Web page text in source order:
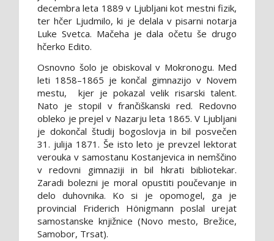
decembra leta 1889 v Ljubljani kot mestni fizik,
ter hčer Ljudmilo, ki je delala v pisarni notarja
Luke Svetca. Mačeha je dala očetu še drugo
hčerko Edito.
Osnovno šolo je obiskoval v Mokronogu. Med
leti 1858–1865 je končal gimnazijo v Novem
mestu, kjer je pokazal velik risarski talent.
Nato je stopil v frančiškanski red. Redovno
obleko je prejel v Nazarju leta 1865. V Ljubljani
je dokončal študij bogoslovja in bil posvečen
31. julija 1871. Še isto leto je prevzel lektorat
verouka v samostanu Kostanjevica in nemščino
v redovni gimnaziji in bil hkrati bibliotekar.
Zaradi bolezni je moral opustiti poučevanje in
delo duhovnika. Ko si je opomogel, ga je
provincial Friderich Hönigmann poslal urejat
samostanske knjižnice (Novo mesto, Brežice,
Samobor, Trsat).